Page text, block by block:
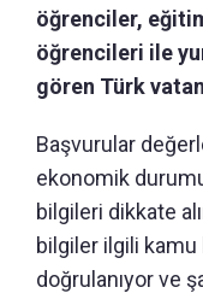
öğrenciler,
öğrencileri ile
gören Türk
Başvurular
ekonomik
bilgileri dikkate
bilgiler ilgili kamu
doğrulanıyor ve